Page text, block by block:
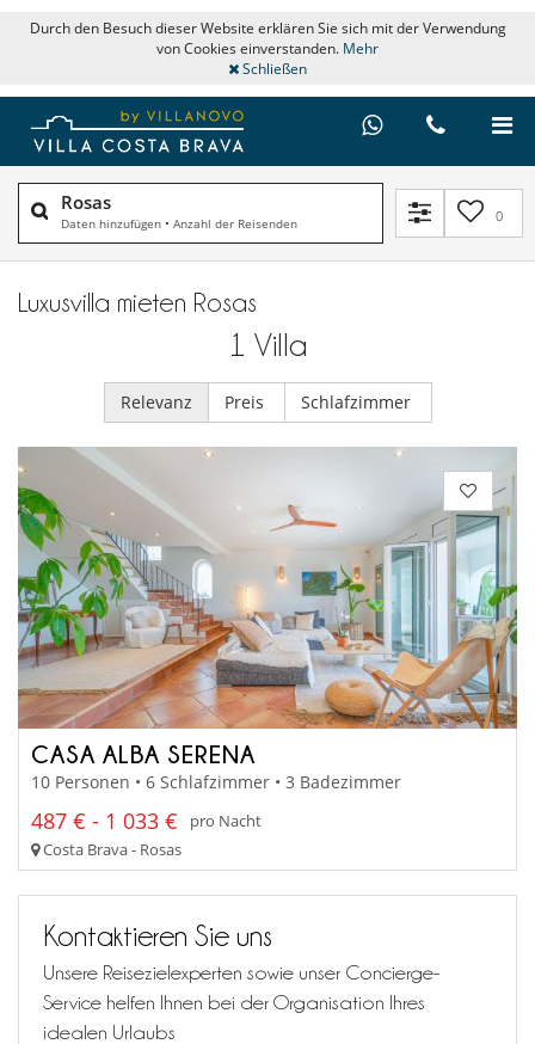
Durch den Besuch dieser Website erklären Sie sich mit der Verwendung
von Cookies einverstanden. Mehr
Schließen
Rosas
Daten hinzufügen • Anzahl der Reisenden 0
Luxusvilla mieten Rosas
1 Villa
Relevanz Preis Schlafzimmer
CASA ALBA SERENA
10 Personen • 6 Schlafzimmer • 3 Badezimmer
487 € - 1 033 €
pro Nacht
Costa Brava - Rosas
Kontaktieren Sie uns
Unsere Reisezielexperten sowie unser Concierge-
Service helfen Ihnen bei der Organisation Ihres
idealen Urlaubs